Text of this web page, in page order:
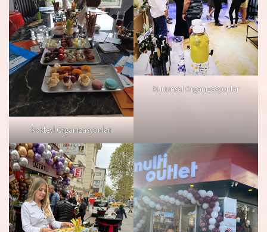
Kokteyl Organizasyonları
Kurumsal Organizasyonlar